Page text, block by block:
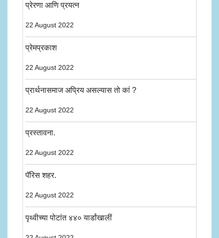
प्रेरणा आणि प्रयत्न
22 August 2022
प्रेमप्रकाश
22 August 2022
प्रार्थनासमाज अप्रिय असल्यास तो कां ?
22 August 2022
प्रस्तावना.
22 August 2022
पॅरिस शहर.
22 August 2022
पृथ्वीच्या पोटांत ४४० यार्डांखालीं